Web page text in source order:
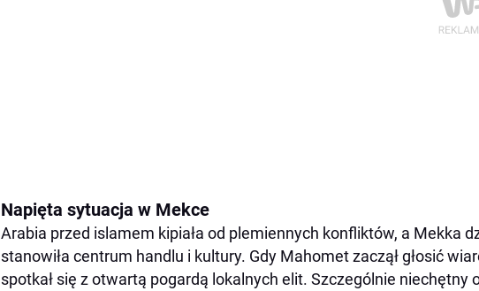
Napięta sytuacja w Mekce
Arabia przed islamem kipiała od plemiennych konfliktów, a Mekka
stanowiła centrum handlu i kultury. Gdy Mahomet zaczął głosić
spotkał się z otwartą pogardą lokalnych elit. Szczególnie niechętny